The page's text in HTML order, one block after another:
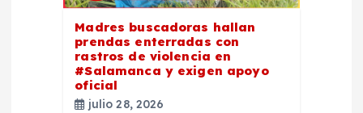
Madres buscadoras hallan
prendas enterradas con
rastros de violencia en
#Salamanca y exigen apoyo
oficial
julio 28, 2026